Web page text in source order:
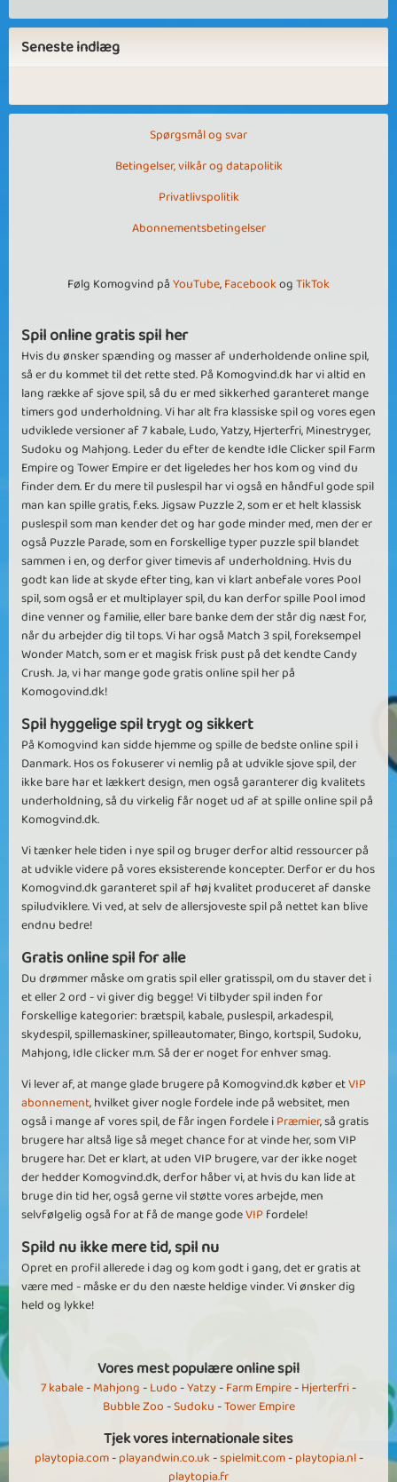
Seneste indlæg
Spørgsmål og svar
Betingelser, vilkår og datapolitik
Privatlivspolitik
Abonnementsbetingelser
Følg Komogvind påYouTube,FacebookogTikTok
Spil online gratis spil her
Hvis du ønsker spænding og masser af underholdende online spil,
så er du kommet til det rette sted. På Komogvind.dk har vi altid en
lang række af sjove spil, så du er med sikkerhed garanteret mange
timers god underholdning. Vi har alt fra klassiske spil og vores egen
udviklede versioner af 7 kabale, Ludo, Yatzy, Hjerterfri, Minestryger,
Sudoku og Mahjong. Leder du efter de kendte Idle Clicker spil Farm
Empire og Tower Empire er det ligeledes her hos kom og vind du
finder dem. Er du mere til puslespil har vi også en håndful gode spil
man kan spille gratis, f.eks. Jigsaw Puzzle 2, som er et helt klassisk
puslespil som man kender det og har gode minder med, men der er
også Puzzle Parade, som en forskellige typer puzzle spil blandet
sammen i en, og derfor giver timevis af underholdning. Hvis du
godt kan lide at skyde efter ting, kan vi klart anbefale vores Pool
spil, som også er et multiplayer spil, du kan derfor spille Pool imod
dine venner og familie, eller bare banke dem der står dig næst for,
når du arbejder dig til tops. Vi har også Match 3 spil, foreksempel
Wonder Match, som er et magisk frisk pust på det kendte Candy
Crush. Ja, vi har mange gode gratis online spil her på
Komogovind.dk!
Spil hyggelige spil trygt og sikkert
På Komogvind kan sidde hjemme og spille de bedste online spil i
Danmark. Hos os fokuserer vi nemlig på at udvikle sjove spil, der
ikke bare har et lækkert design, men også garanterer dig kvalitets
underholdning, så du virkelig får noget ud af at spille online spil på
Komogvind.dk.
Vi tænker hele tiden i nye spil og bruger derfor altid ressourcer på
at udvikle videre på vores eksisterende koncepter. Derfor er du hos
Komogvind.dk garanteret spil af høj kvalitet produceret af danske
spiludviklere. Vi ved, at selv de allersjoveste spil på nettet kan blive
endnu bedre!
Gratis online spil for alle
Du drømmer måske om gratis spil eller gratisspil, om du staver det i
et eller 2 ord - vi giver dig begge! Vi tilbyder spil inden for
forskellige kategorier: brætspil, kabale, puslespil, arkadespil,
skydespil, spillemaskiner, spilleautomater, Bingo, kortspil, Sudoku,
Mahjong, Idle clicker m.m. Så der er noget for enhver smag.
Vi lever af, at mange glade brugere på Komogvind.dk køber etVIP
abonnement, hvilket giver nogle fordele inde på websitet, men
også i mange af vores spil, de får ingen fordele iPræmier, så gratis
brugere har altså lige så meget chance for at vinde her, som VIP
brugere har. Det er klart, at uden VIP brugere, var der ikke noget
der hedder Komogvind.dk, derfor håber vi, at hvis du kan lide at
bruge din tid her, også gerne vil støtte vores arbejde, men
selvfølgelig også for at få de mange godeVIPfordele!
Spild nu ikke mere tid, spil nu
Opret en profil allerede i dag og kom godt i gang, det er gratis at
være med - måske er du den næste heldige vinder. Vi ønsker dig
held og lykke!
Vores mest populære online spil
7 kabale-Mahjong-Ludo-Yatzy-Farm Empire-Hjerterfri-
Bubble Zoo-Sudoku-Tower Empire
Tjek vores internationale sites
playtopia.com-playandwin.co.uk-spielmit.com-playtopia.nl-
playtopia.fr